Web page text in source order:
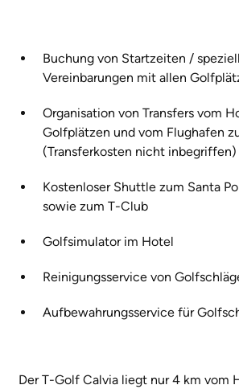
Buchung von Startzeiten /
Vereinbarungen mit allen
Organisation von Transfers vom
Golfplätzen und vom Flughafen
(Transferkosten nicht inbegriffen)
Kostenloser Shuttle zum Santa
sowie zum T-Club
Golfsimulator im Hotel
Reinigungsservice von
Aufbewahrungsservice für
Der T-Golf Calvia liegt nur 4 km vom